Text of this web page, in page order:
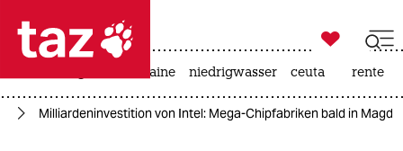
 taz zahl ich
taz zahl ich

taz zahl ich
krieg in der ukraine niedrigwasser ceuta rente
Milliardeninvestition von Intel: Mega-Chipfabriken bald in